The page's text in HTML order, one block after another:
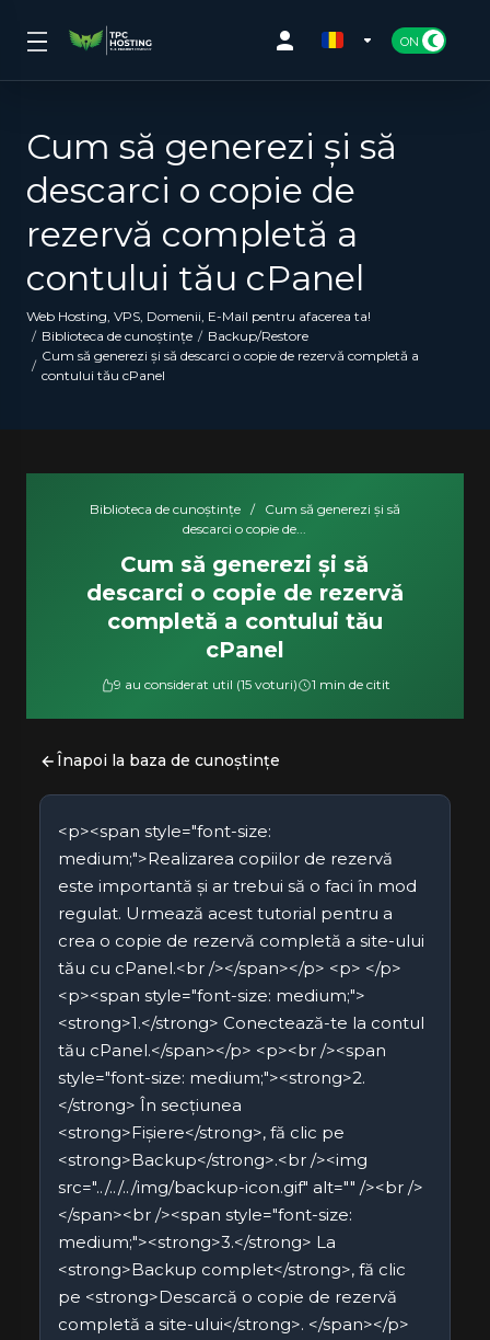
Cum să generezi și să
descarci o copie de
rezervă completă a
contului tău cPanel
Web Hosting, VPS, Domenii, E-Mail pentru afacerea ta!
Biblioteca de cunoștințe
Backup/Restore
Cum să generezi și să descarci o copie de rezervă completă a
contului tău cPanel
Biblioteca de cunoștințe /
Cum să generezi și să
descarci o copie de...
Cum să generezi și să
descarci o copie de rezervă
completă a contului tău
cPanel
9 au considerat util (15 voturi) 1 min de citit
Înapoi la baza de cunoștințe
<p><span style="font-size:
medium;">Realizarea copiilor de rezervă
este importantă și ar trebui să o faci în mod
regulat. Urmează acest tutorial pentru a
crea o copie de rezervă completă a site-ului
tău cu cPanel.<br /></span></p> <p> </p>
<p><span style="font-size: medium;">
<strong>1.</strong> Conectează-te la contul
tău cPanel.</span></p> <p><br /><span
style="font-size: medium;"><strong>2.
</strong> În secțiunea
<strong>Fișiere</strong>, fă clic pe
<strong>Backup</strong>.<br /><img
src="../../../img/backup-icon.gif" alt="" /><br />
</span><br /><span style="font-size:
medium;"><strong>3.</strong> La
<strong>Backup complet</strong>, fă clic
pe <strong>Descarcă o copie de rezervă
completă a site-ului</strong>. </span></p>